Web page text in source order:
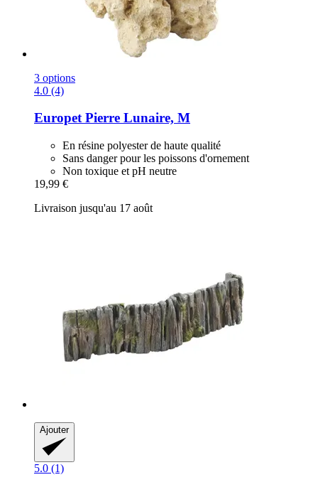
3 options
4.0 (4)
EuropetPierre Lunaire, M
En résine polyester de haute qualité
Sans danger pour les poissons d'ornement
Non toxique et pH neutre
19,99 €
Livraison jusqu'au 17 août
Ajouter
5.0 (1)